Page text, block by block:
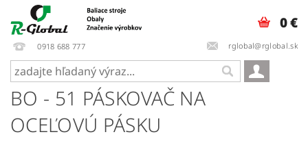
0918 688 777 rglobal@rglobal.sk
0 €
BO - 51 PÁSKOVAČ NA
OCEĽOVÚ PÁSKU